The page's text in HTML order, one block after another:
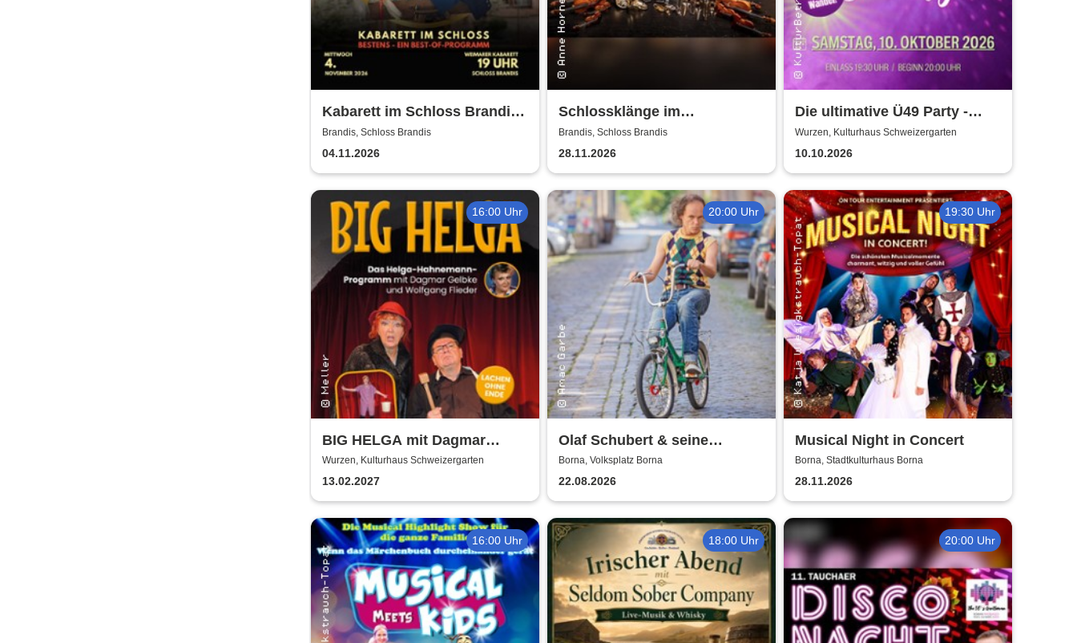
Kabarett im Schloss Brandis |
Weimarer Kabarett
Brandis, Schloss Brandis
04.11.2026
Schlossklänge im
Kerzenschein -
Adventskonzert
Brandis, Schloss Brandis
28.11.2026
Die ultimative Ü49 Party -
Kulturhaus Schweizergarten
Wurzen, Kulturhaus Schweizergarten
10.10.2026
16:00 Uhr
BIG HELGA mit Dagmar
Gelbke & Wolfgang Fliedler
Wurzen, Kulturhaus Schweizergarten
13.02.2027
20:00 Uhr
Olaf Schubert & seine
Freunde - Jetzt oder now!
Borna, Volksplatz Borna
22.08.2026
19:30 Uhr
Musical Night in Concert
Borna, Stadtkulturhaus Borna
28.11.2026
16:00 Uhr 18:00 Uhr 20:00 Uhr